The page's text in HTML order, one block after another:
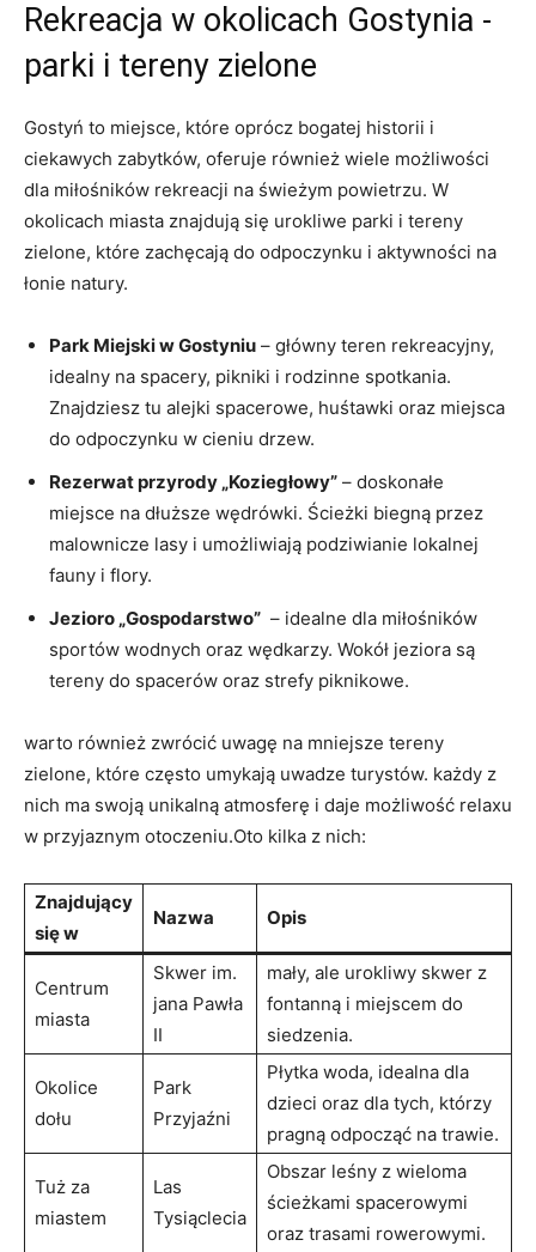
Rekreacja w okolicach Gostynia ‍-
parki i tereny ⁤zielone
Gostyń to miejsce, które oprócz bogatej historii ‌i
ciekawych zabytków, oferuje również wiele ‌możliwości
dla miłośników rekreacji na⁣ świeżym ‍powietrzu.‍ W
okolicach⁤ miasta znajdują⁣ się urokliwe parki i tereny
zielone, ​które zachęcają ​do odpoczynku​ i aktywności na
łonie natury.
Park ⁣Miejski w Gostyniu – główny teren rekreacyjny,
idealny ⁣na⁤ spacery, pikniki i rodzinne⁢ spotkania.
‍Znajdziesz tu alejki spacerowe, huśtawki oraz miejsca
do odpoczynku ⁣w cieniu ⁣drzew.
Rezerwat przyrody „Koziegłowy” – doskonałe
miejsce na⁢ dłuższe wędrówki. Ścieżki biegną przez
malownicze lasy i umożliwiają podziwianie lokalnej
fauny i flory.
Jezioro „Gospodarstwo” ⁢ – idealne dla miłośników
sportów‌ wodnych oraz wędkarzy. Wokół‌ jeziora są
tereny do ⁣spacerów oraz ⁢strefy​ piknikowe.
warto również zwrócić uwagę na‍ mniejsze tereny
⁣zielone, które często umykają ⁢uwadze turystów. każdy z‍
nich ma⁢ swoją unikalną atmosferę i daje możliwość relaxu
w ‌przyjaznym otoczeniu.Oto kilka z nich:
Znajdujący⁢
się w
Nazwa Opis
Centrum
miasta
Skwer ​im.
jana Pawła
II
mały, ale urokliwy skwer‍ z
fontanną ⁣i miejscem ⁤do
siedzenia.
Okolice
⁤dołu
Park‍
Przyjaźni
Płytka woda, ⁢idealna dla
dzieci oraz dla‍ tych, którzy
pragną odpocząć na trawie.
Tuż za
miastem
Las
Tysiąclecia
Obszar leśny z‌ wieloma
ścieżkami spacerowymi‍
oraz trasami rowerowymi.